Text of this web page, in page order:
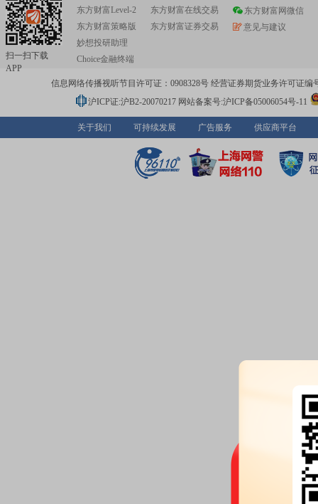
扫一扫下载
APP
东方财富Level-2
东方财富策略版
妙想投研助理
Choice金融终端
东方财富在线交易
东方财富证券交易
东方财富网微信
意见与建议
信息网络传播视听节目许可证：0908328号 经营证券期货业务许可证编
沪ICP证:沪B2-20070217 网站备案号:沪ICP备05006054号-11
关于我们 可持续发展 广告服务 供应商平台